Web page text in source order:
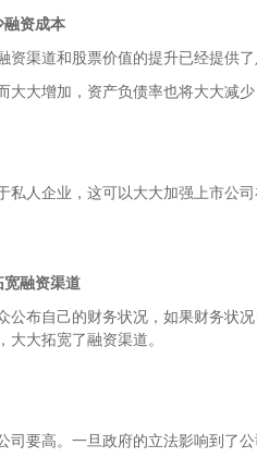
融资成本
资渠道和股票价值的提升已经提供
大大增加，资产负债率也将大大减
私人企业，这可以大大加强上市公
宽融资渠道
公布自己的财务状况，如果财务
大拓宽了融资渠道。
司要高。一旦政府的立法影响到了